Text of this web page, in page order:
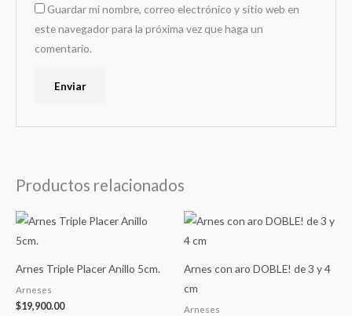
Guardar mi nombre, correo electrónico y sitio web en
este navegador para la próxima vez que haga un
comentario.
Productos relacionados
Arnes Triple Placer Anillo 5cm.
Arneses
$19,900.00
Arnes con aro DOBLE! de 3 y 4
cm
Arneses